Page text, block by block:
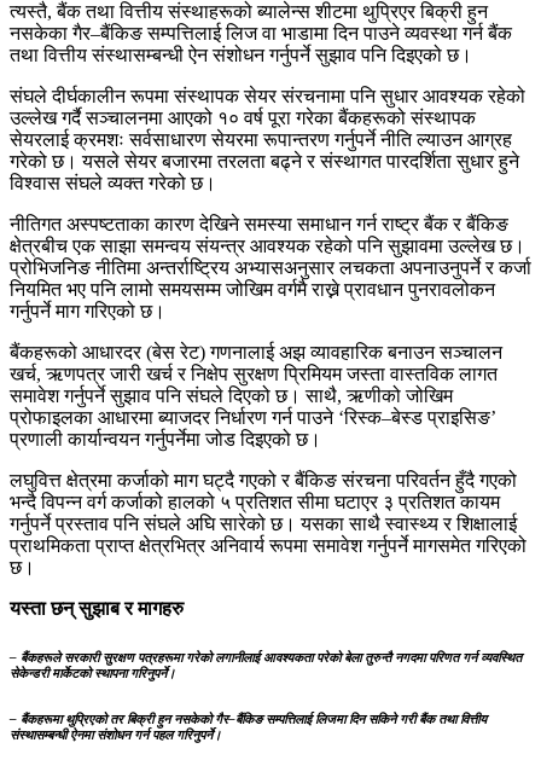
त्यस्तै, बैंक तथा वित्तीय संस्थाहरूको ब्यालेन्स शीटमा थुप्रिएर बिक्री हुन
नसकेका गैर–बैंकिङ सम्पत्तिलाई लिज वा भाडामा दिन पाउने व्यवस्था गर्न बैंक
तथा वित्तीय संस्थासम्बन्धी ऐन संशोधन गर्नुपर्ने सुझाव पनि दिइएको छ।
संघले दीर्घकालीन रूपमा संस्थापक सेयर संरचनामा पनि सुधार आवश्यक रहेको
उल्लेख गर्दै सञ्चालनमा आएको १० वर्ष पूरा गरेका बैंकहरूको संस्थापक
सेयरलाई क्रमशः सर्वसाधारण सेयरमा रूपान्तरण गर्नुपर्ने नीति ल्याउन आग्रह
गरेको छ। यसले सेयर बजारमा तरलता बढ्ने र संस्थागत पारदर्शिता सुधार हुने
विश्वास संघले व्यक्त गरेको छ।
नीतिगत अस्पष्टताका कारण देखिने समस्या समाधान गर्न राष्ट्र बैंक र बैंकिङ
क्षेत्रबीच एक साझा समन्वय संयन्त्र आवश्यक रहेको पनि सुझावमा उल्लेख छ।
प्रोभिजनिङ नीतिमा अन्तर्राष्ट्रिय अभ्यासअनुसार लचकता अपनाउनुपर्ने र कर्जा
नियमित भए पनि लामो समयसम्म जोखिम वर्गमै राख्ने प्रावधान पुनरावलोकन
गर्नुपर्ने माग गरिएको छ।
बैंकहरूको आधारदर (बेस रेट) गणनालाई अझ व्यावहारिक बनाउन सञ्चालन
खर्च, ऋणपत्र जारी खर्च र निक्षेप सुरक्षण प्रिमियम जस्ता वास्तविक लागत
समावेश गर्नुपर्ने सुझाव पनि संघले दिएको छ। साथै, ऋणीको जोखिम
प्रोफाइलका आधारमा ब्याजदर निर्धारण गर्न पाउने ‘रिस्क–बेस्ड प्राइसिङ’
प्रणाली कार्यान्वयन गर्नुपर्नेमा जोड दिइएको छ।
लघुवित्त क्षेत्रमा कर्जाको माग घट्दै गएको र बैंकिङ संरचना परिवर्तन हुँदै गएको
भन्दै विपन्न वर्ग कर्जाको हालको ५ प्रतिशत सीमा घटाएर ३ प्रतिशत कायम
गर्नुपर्ने प्रस्ताव पनि संघले अघि सारेको छ। यसका साथै स्वास्थ्य र शिक्षालाई
प्राथमिकता प्राप्त क्षेत्रभित्र अनिवार्य रूपमा समावेश गर्नुपर्ने मागसमेत गरिएको
छ।
यस्ता छन् सुझाब र मागहरु
– बैंकहरूले सरकारी सुरक्षण पत्रहरूमा गरेको लगानीलाई आवश्यकता परेको बेला तुरुन्तै नगदमा परिणत गर्न व्यवस्थित
सेकेन्डरी मार्केटको स्थापना गरिनुपर्ने।
– बैंकहरूमा थुप्रिएको तर बिक्री हुन नसकेको गैर–बैंकिङ सम्पत्तिलाई लिजमा दिन सकिने गरी बैंक तथा वित्तीय
संस्थासम्बन्धी ऐनमा संशोधन गर्न पहल गरिनुपर्ने।